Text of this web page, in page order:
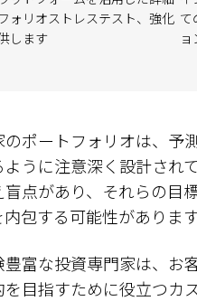
ォリオストレステスト、強化
します
て
ポートフォリオは、予
ように注意深く設計され
盲点があり、それらの目
包する可能性があります
富な投資専門家は、お
目指すために役立つカ